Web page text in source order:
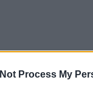
Process My